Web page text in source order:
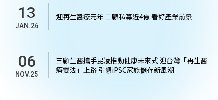
13
JAN.26
迎再生醫療元年 三顧私募近4億 看好產業前景
06
NOV.25
三顧生醫攜手昆凌推動健康未來式 迎台灣「再生醫
療雙法」上路 引領iPSC家族儲存新風潮